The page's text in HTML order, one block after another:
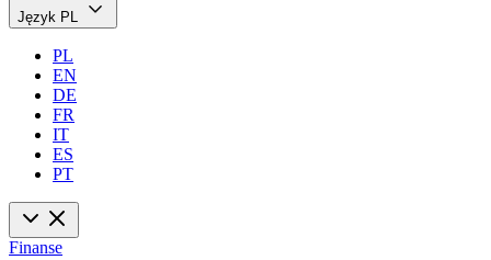
Język PL
PL
EN
DE
FR
IT
ES
PT
Finanse